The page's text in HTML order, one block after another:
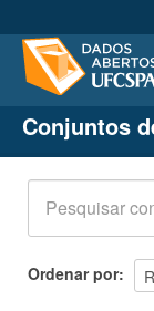
Conjuntos de
Organizações
Grupos
Sobre
Conjuntos
Ordenar por